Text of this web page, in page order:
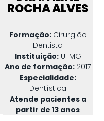
ROCHA ALVES
Formação:Cirurgião
Dentista
Instituição:UFMG
Ano de formação: 2017
Especialidade:
Dentística
Atende pacientes a
partir de 13 anos